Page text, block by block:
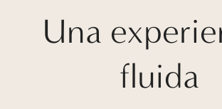
Una
fluida